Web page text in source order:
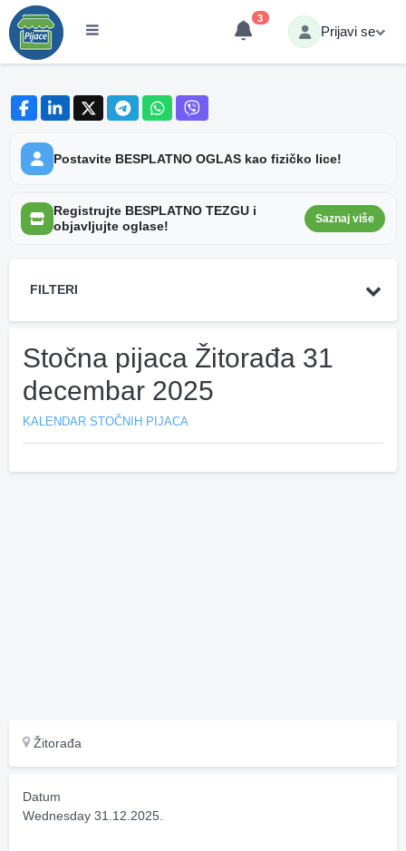
3
Prijavi se
Postavite BESPLATNO OGLAS kao fizičko lice!
Registrujte BESPLATNO TEZGU i
objavljujte oglase!
Saznaj više
FILTERI
Stočna pijaca Žitorađa 31
decembar 2025
KALENDAR STOČNIH PIJACA
Žitorađa
Datum
Wednesday 31.12.2025.